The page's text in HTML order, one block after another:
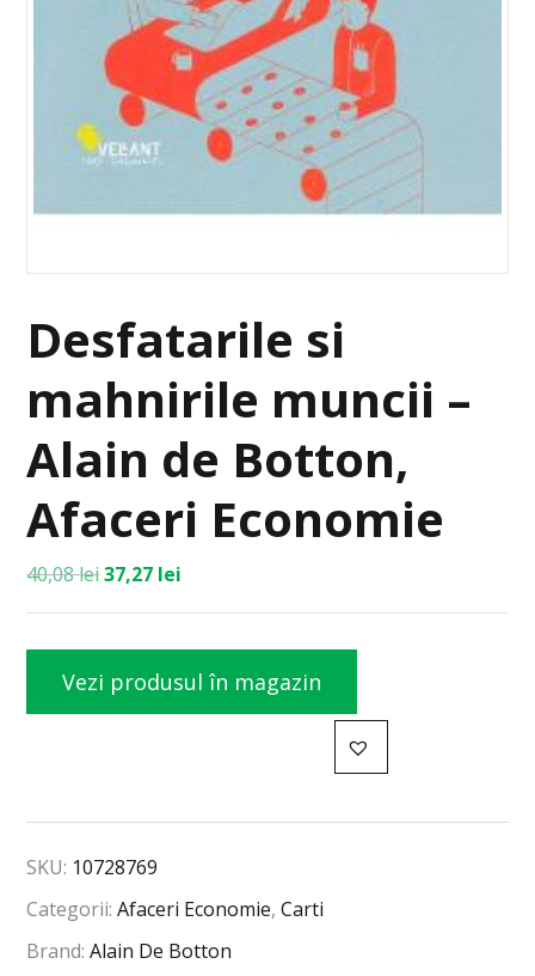
Desfatarile si
mahnirile muncii –
Alain de Botton,
Afaceri Economie
40,08lei37,27 lei
Vezi produsul în magazin
SKU: 10728769
Categorii:Afaceri Economie,Carti
Brand:Alain De Botton